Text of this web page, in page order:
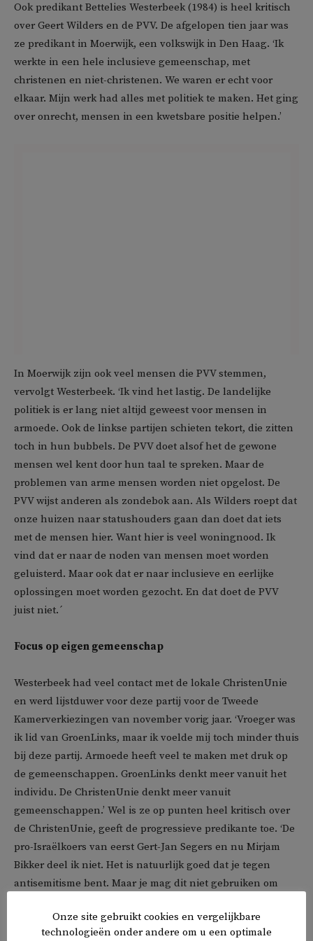
Ook predikant Bettelies Westerbeek (1984) is heel kritisch
over Geert Wilders en de PVV. De afgelopen tien jaar was
ze predikant in Moerwijk, een volkswijk in Den Haag. ‘Ik
werkte in een hele inclusieve gemeenschap, met
christenen en niet-christenen. We waren er echt voor
elkaar. Mijn werk had alles met politiek te maken. Het ging
over onrecht, mensen in een kwetsbare positie helpen.’
In Moerwijk zijn ook veel mensen die PVV stemmen,
vervolgt Westerbeek. ‘Ik vind het lastig. De landelijke
politiek is er lang niet altijd geweest voor mensen in
armoede. Ook de linkse partijen schieten tekort, die zitten
toch in hun bubbels. De PVV doet alsof het de gewone
mensen wel kent door hun taal te spreken. Maar de
problemen van arme mensen worden niet opgelost. De
PVV wijst anderen als zondebok aan. Als Wilders roept dat
onze huizen naar statushouders gaan dan doet dat iets
met de mensen hier. Want hier is veel woningnood. Ik
vind dat er naar de noden van mensen moet worden
geluisterd. Maar ook dat er naar inclusieve en eerlijke
oplossingen moet worden gezocht. En dat doet de PVV
juist niet.´
Focus op eigen gemeenschap
Westerbeek had veel contact met de lokale ChristenUnie
en werd lijstduwer voor deze partij voor de Tweede
Kamerverkiezingen van november vorig jaar. ‘Vroeger was
ik lid van GroenLinks, maar ik voelde mij toch minder thuis
bij deze partij. Armoede heeft veel te maken met druk op
de gemeenschappen. GroenLinks denkt meer vanuit het
individu. De ChristenUnie denkt meer vanuit
gemeenschappen.’ Wel is ze op punten heel kritisch over
de ChristenUnie, geeft de progressieve predikante toe. ‘De
pro-Israëlkoers van eerst Gert-Jan Segers en nu Mirjam
Bikker deel ik niet. Het is natuurlijk goed dat je tegen
antisemitisme bent. Maar je mag dit niet gebruiken om
beetje gebeurt. Sommige christenen zien Palestijnen en
moslims eigenlijk niet als mens. Dat gaat volgens mij in
Onze site gebruikt cookies en vergelijkbare
technologieën onder andere om u een optimale